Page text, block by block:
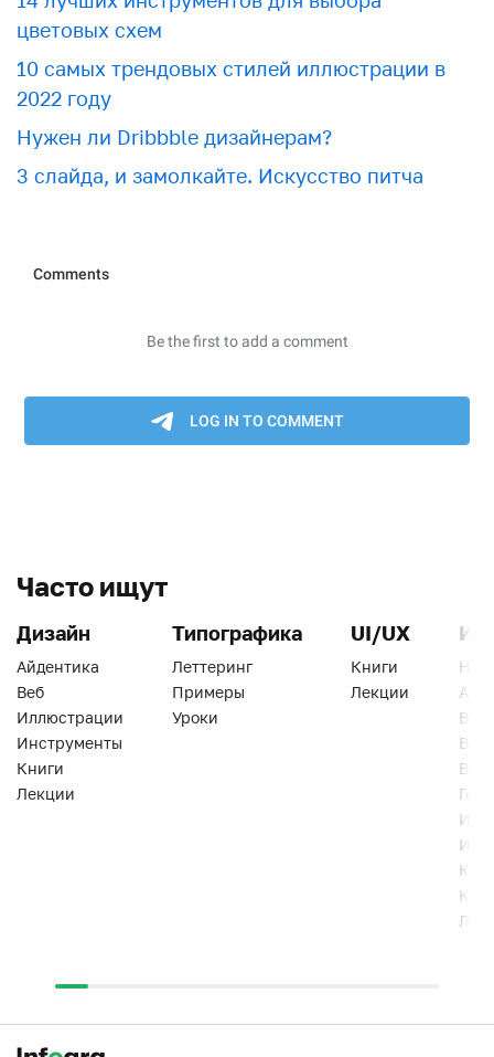
цветовых схем
10 самых трендовых стилей иллюстрации в
2022 году
Нужен ли Dribbble дизайнерам?
3 слайда, и замолкайте. Искусство питча
Часто ищут
Дизайн
Айдентика
Веб
Иллюстрации
Инструменты
Книги
Лекции
Типографика
Леттеринг
Примеры
Уроки
UI/UX
Книги
Лекции
Веб